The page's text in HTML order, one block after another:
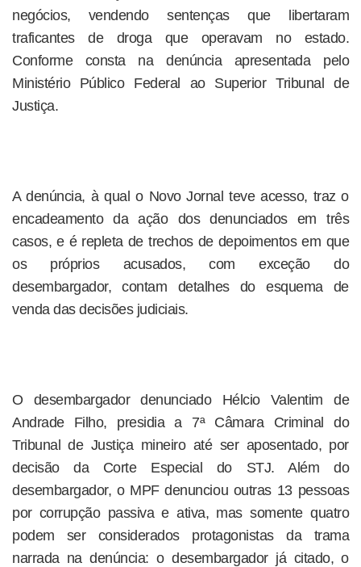
negócios, vendendo sentenças que libertaram
traficantes de droga que operavam no estado.
Conforme consta na denúncia apresentada pelo
Ministério Público Federal ao Superior Tribunal de
Justiça.
A denúncia, à qual o Novo Jornal teve acesso, traz o
encadeamento da ação dos denunciados em três
casos, e é repleta de trechos de depoimentos em que
os próprios acusados, com exceção do
desembargador, contam detalhes do esquema de
venda das decisões judiciais.
O desembargador denunciado Hélcio Valentim de
Andrade Filho, presidia a 7ª Câmara Criminal do
Tribunal de Justiça mineiro até ser aposentado, por
decisão da Corte Especial do STJ. Além do
desembargador, o MPF denunciou outras 13 pessoas
por corrupção passiva e ativa, mas somente quatro
podem ser considerados protagonistas da trama
narrada na denúncia: o desembargador já citado, o